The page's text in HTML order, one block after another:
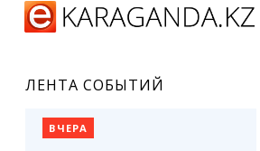
Караганды
eTV
Рассылка новостей
ЛЕНТА СОБЫТИЙ
ВЧЕРА